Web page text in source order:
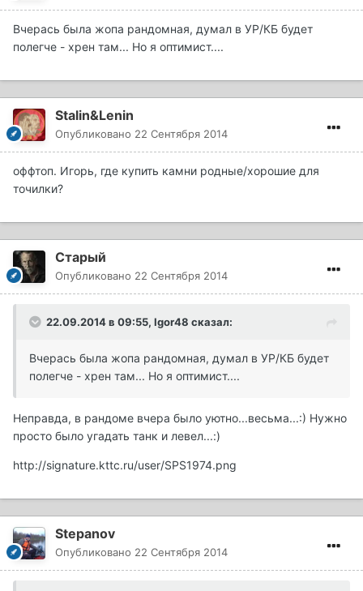
Вчерась была жопа рандомная, думал в УР/КБ будет
полегче - хрен там... Но я оптимист....
Stalin&Lenin
Опубликовано 22 Сентября 2014
оффтоп. Игорь, где купить камни родные/хорошие для
точилки?
Старый
Опубликовано 22 Сентября 2014
22.09.2014 в 09:55, Igor48 сказал:
Вчерась была жопа рандомная, думал в УР/КБ будет
полегче - хрен там... Но я оптимист....
Неправда, в рандоме вчера было уютно...весьма...:) Нужно
просто было угадать танк и левел...:)
http://signature.kttc.ru/user/SPS1974.png
Stepanov
Опубликовано 22 Сентября 2014